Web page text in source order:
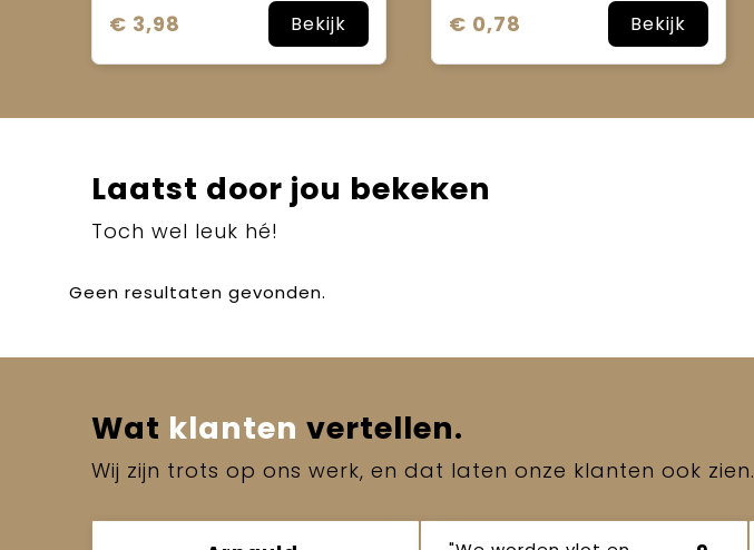
€ 3,98 Bekijk € 0,78 Bekijk
Laatst door jou bekeken
Toch wel leuk hé!
Geen resultaten gevonden.
Wat klanten vertellen.
Wij zijn trots op ons werk, en dat laten onze klanten ook zien.